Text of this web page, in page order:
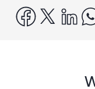
facebook
x